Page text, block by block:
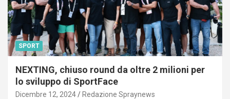
SPORT
NEXTING, chiuso round da oltre 2 milioni per
lo sviluppo di SportFace
Dicembre 12, 2024 Redazione Spraynews